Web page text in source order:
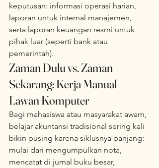
keputusan: informasi operasi harian,
laporan untuk internal manajemen,
serta laporan keuangan resmi untuk
pihak luar (seperti bank atau
pemerintah).
Zaman Dulu vs. Zaman
Sekarang: Kerja Manual
Lawan Komputer
Bagi mahasiswa atau masyarakat awam,
belajar akuntansi tradisional sering kali
bikin pusing karena siklusnya panjang:
mulai dari mengumpulkan nota,
mencatat di jurnal buku besar,